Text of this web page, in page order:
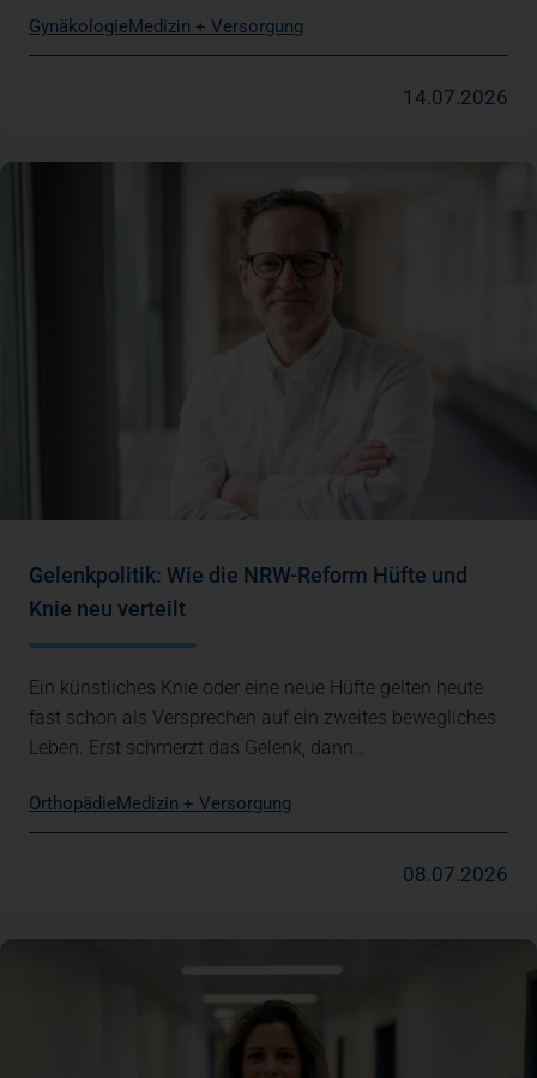
GynäkologieMedizin + Versorgung
14.07.2026
Gelenkpolitik: Wie die NRW-Reform Hüfte und
Knie neu verteilt
Ein künstliches Knie oder eine neue Hüfte gelten heute
fast schon als Versprechen auf ein zweites bewegliches
Leben. Erst schmerzt das Gelenk, dann…
OrthopädieMedizin + Versorgung
08.07.2026